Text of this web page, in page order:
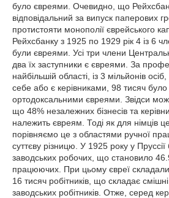
було євреями. Очевидно, що
відповідальний за випуск паперових
протистояти монополії єврейського
Рейхсбанку з 1925 по 1929 рік 4 із 6
були євреями. Усі три члени
два їх заступники є євреями. За
найбільшій області, із 3 мільйонів
себе або є керівниками, 98 тисяч було
ортодоксальними євреями. Звідси
що 48% незалежних бізнесів та
належить євреям. Тоді як для німців
порівняємо це з областями ручної
суттєву різницю. У 1925 року у
заводських робочих, що становило 46.9
працюючих. При цьому євреї
16 тисяч робітників, що складає
заводських робітників. Отже, серед